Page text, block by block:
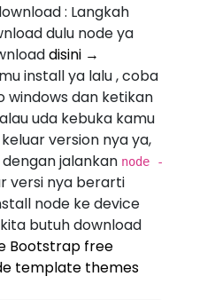
: Langkah
dulu node ya
disini →
install ya lalu , coba
windows dan ketikan
uda kebuka kamu
version nya ya,
jalankan node -
versi nya berarti
node ke device
butuh download
Bootstrap free
template themes